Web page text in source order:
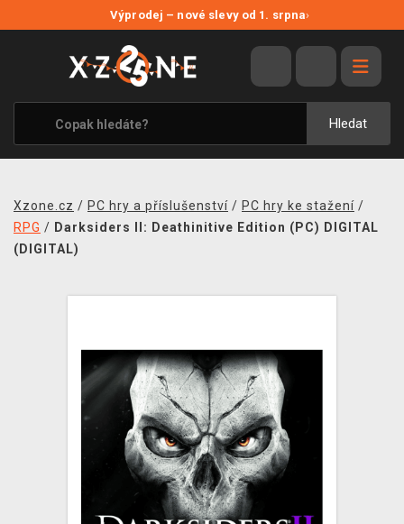
Výprodej – nové slevy od 1. srpna›
Hledat
VÝPRODEJ
VIDEOHRY
XZONE ORIGINALS
TÉMATIKY
MERCHANDISE
PRODEJNY
DOPRAVA
XZONE KLUB
TCG & BOARDGAME HUB
Xzone.cz / PC hry a příslušenství / PC hry ke stažení /
RPG / Darksiders II: Deathinitive Edition (PC) DIGITAL
(DIGITAL)